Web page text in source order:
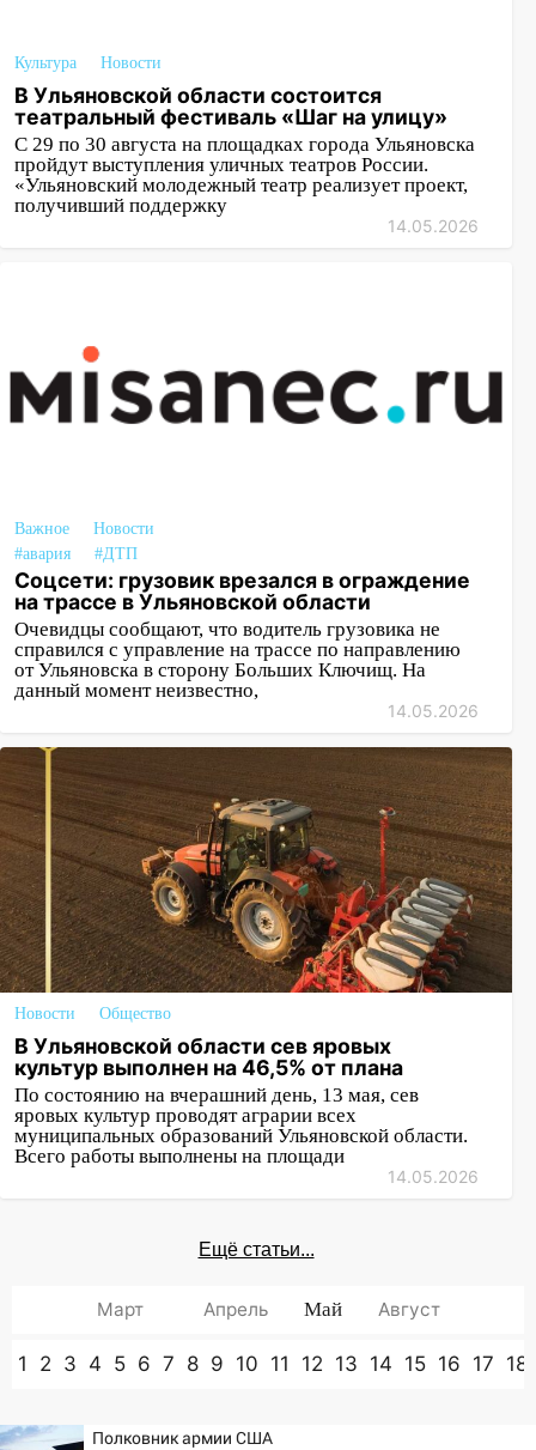
Культура Новости
В Ульяновской области состоится
театральный фестиваль «Шаг на улицу»
С 29 по 30 августа на площадках города Ульяновска
пройдут выступления уличных театров России.
«Ульяновский молодежный театр реализует проект,
получивший поддержку
14.05.2026
Важное
Новости
#авария
#ДТП
Соцсети: грузовик врезался в ограждение
на трассе в Ульяновской области
Очевидцы сообщают, что водитель грузовика не
справился с управление на трассе по направлению
от Ульяновска в сторону Больших Ключищ. На
данный момент неизвестно,
14.05.2026
Новости Общество
В Ульяновской области сев яровых
культур выполнен на 46,5% от плана
По состоянию на вчерашний день, 13 мая, сев
яровых культур проводят аграрии всех
муниципальных образований Ульяновской области.
Всего работы выполнены на площади
14.05.2026
Ещё статьи...
Март Апрель Май Август
1 2 3 4 5 6 7 8 9 10 11 12 13 14 15 16 17 18
Полковник армии США